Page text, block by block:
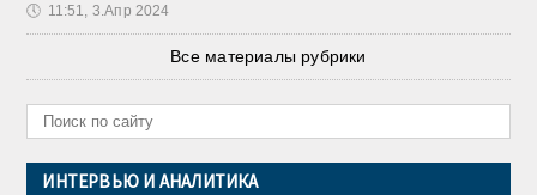
🕔 11:51, 3.Апр 2024
Все материалы рубрики
ИНТЕРВЬЮ И АНАЛИТИКА